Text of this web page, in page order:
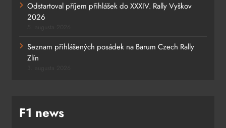
Odstartoval příjem přihlášek do XXXIV. Rally Vyškov
2026
Seznam přihlášených posádek na Barum Czech Rally
Zlín
F1 news